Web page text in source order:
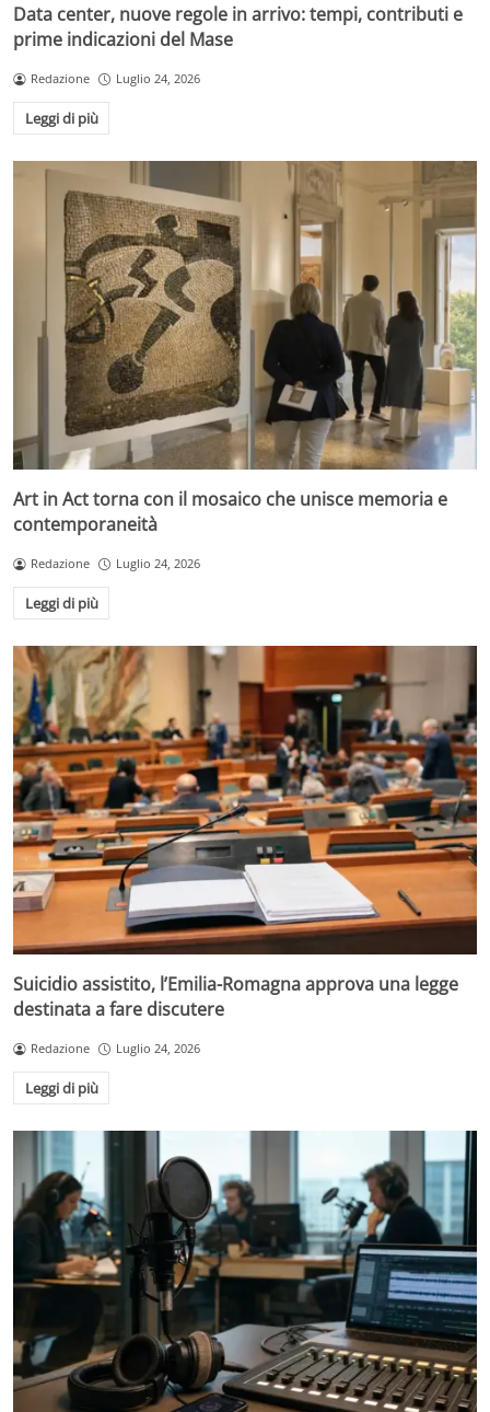
Data center, nuove regole in arrivo: tempi, contributi e
prime indicazioni del Mase
Redazione Luglio 24, 2026
Leggi di più
Art in Act torna con il mosaico che unisce memoria e
contemporaneità
Redazione Luglio 24, 2026
Leggi di più
Suicidio assistito, l’Emilia-Romagna approva una legge
destinata a fare discutere
Redazione Luglio 24, 2026
Leggi di più